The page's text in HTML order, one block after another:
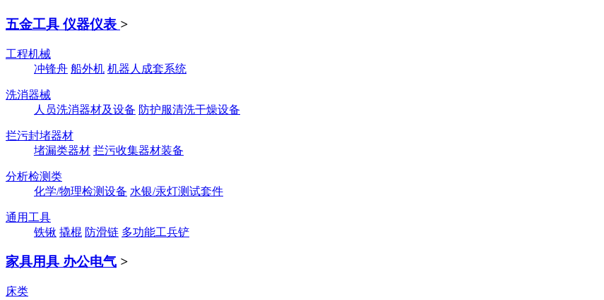
五金工具 仪器仪表 >
工程机械
冲锋舟 船外机 机器人成套系统
洗消器械
人员洗消器材及设备 防护服清洗干燥设备
拦污封堵器材
堵漏类器材 拦污收集器材装备
分析检测类
化学/物理检测设备 水银/汞灯测试套件
通用工具
铁锹 撬棍 防滑链 多功能工兵铲
家具用具 办公电气 >
床类